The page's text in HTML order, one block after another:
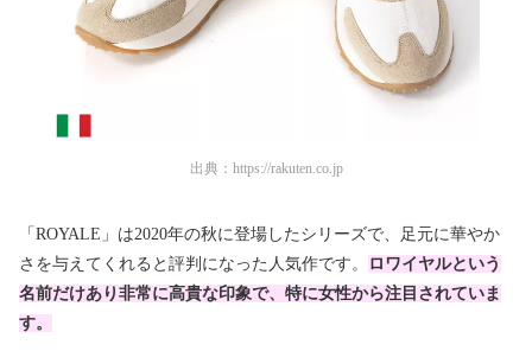
出典： https://rakuten.co.jp
「ROYALE」は2020年の秋に登場したシリーズで、足元に華やか
さを与えてくれると評判になった人気作です。
ロワイヤルという
名前だけあり非常に高貴な印象で、特に女性から注目されていま
す。